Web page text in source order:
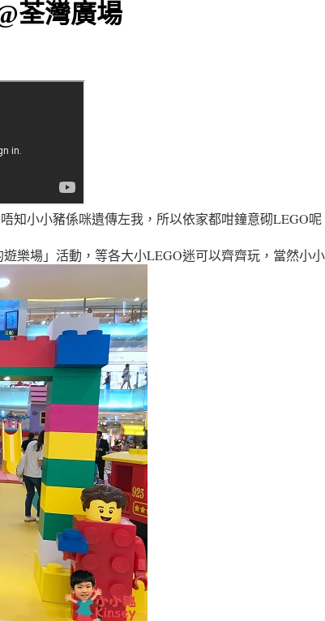
荃灣廣場
唔知小小豬係咪遺傳左我 ，所以依家都咁鐘意砌LEGO呢
樂場」活動，等各大小LEGO迷可以齊齊玩 ，當然小